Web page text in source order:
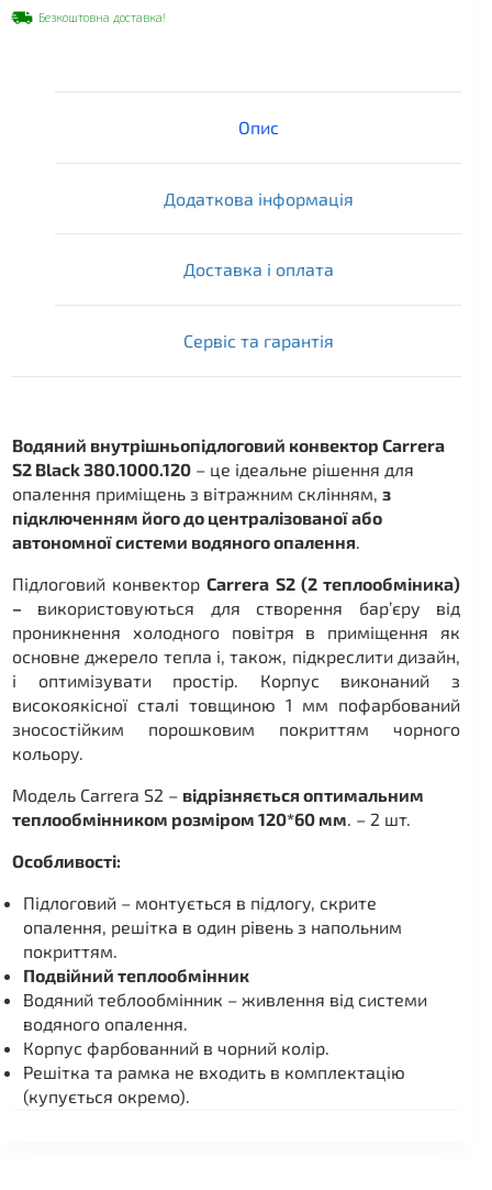
Безкоштовна доставка!
Опис
Додаткова інформація
Доставка і оплата
Сервіс та гарантія
Водяний внутрішньопідлоговий конвектор Carrera
S2 Black 380.1000.120 – це ідеальне рішення для
опалення приміщень з вітражним склінням, з
підключенням його до централізованої або
автономної системи водяного опалення
Підлоговий конвекторCarrera S2 (2 теплообміника)
– використовуються для створення бар’єру від
проникнення холодного повітря в приміщення як
основне джерело тепла і, також, підкреслити дизайн,
і оптимізувати простір. Корпус виконаний з
високоякісної сталі товщиною 1 мм пофарбований
зносостійким порошковим покриттям чорного
кольору.
Модель Carrera S2 – відрізняється оптимальним
теплообмінником розміром 120*60 мм . – 2 шт.
Особливості:
Підлоговий – монтується в підлогу, скрите
опалення, решітка в один рівень з напольним
покриттям.
Подвійний теплообмінник
Водяний теблообмінник – живлення від системи
водяного опалення.
Корпус фарбованний в чорний колір.
Решітка та рамка не входить в комплектацію
(купується окремо).